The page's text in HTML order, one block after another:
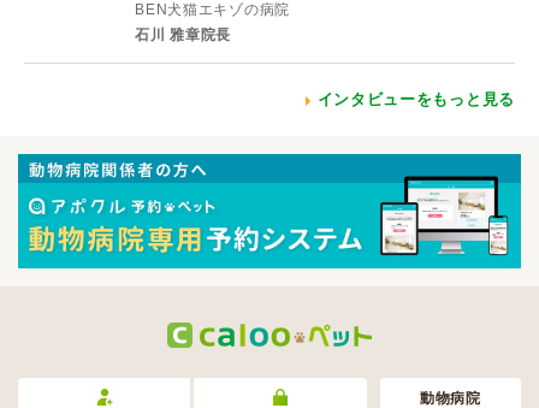
BEN犬猫エキゾの病院
石川 雅章院長
インタビューをもっと見る
動物病院